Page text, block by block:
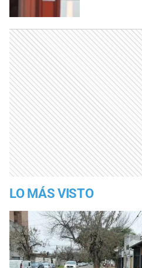
LO MÁS VISTO